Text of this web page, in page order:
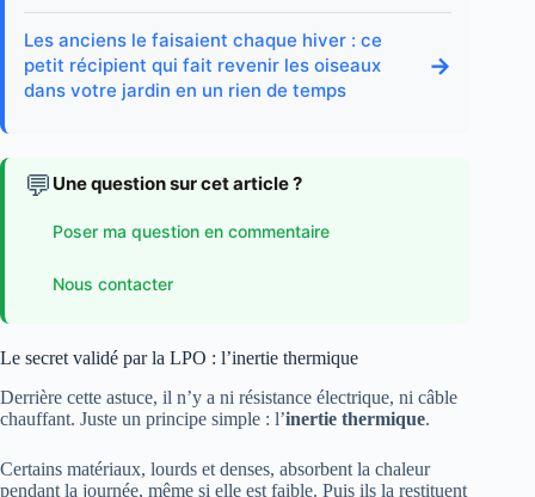
Les anciens le faisaient chaque hiver : ce
petit récipient qui fait revenir les oiseaux
dans votre jardin en un rien de temps
→
💬 Une question sur cet article ?
Poser ma question en commentaire
Nous contacter
Le secret validé par la LPO : l’inertie thermique
Derrière cette astuce, il n’y a ni résistance électrique, ni câble
chauffant. Juste un principe simple : l’inertie thermique.
Certains matériaux, lourds et denses, absorbent la chaleur
pendant la journée, même si elle est faible. Puis ils la restituent